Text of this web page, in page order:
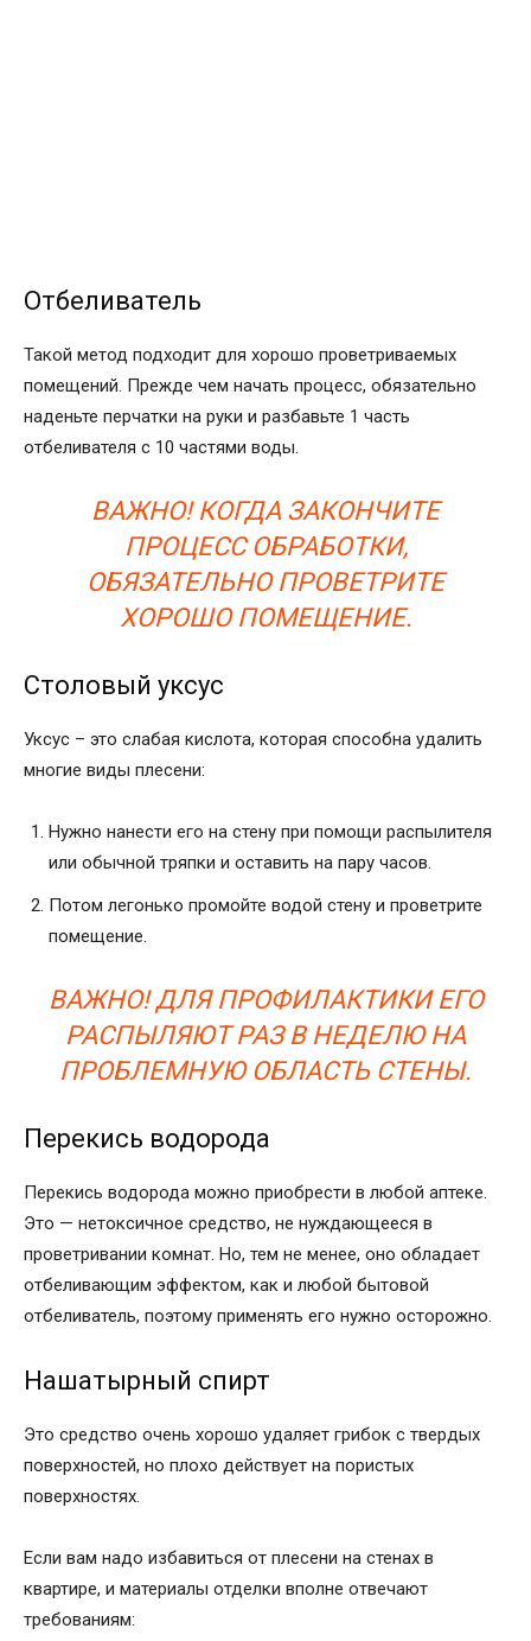
Отбеливатель
Такой метод подходит для хорошо проветриваемых
помещений. Прежде чем начать процесс, обязательно
наденьте перчатки на руки и разбавьте 1 часть
отбеливателя с 10 частями воды.
ВАЖНО! КОГДА ЗАКОНЧИТЕ
ПРОЦЕСС ОБРАБОТКИ,
ОБЯЗАТЕЛЬНО ПРОВЕТРИТЕ
ХОРОШО ПОМЕЩЕНИЕ.
Столовый уксус
Уксус – это слабая кислота, которая способна удалить
многие виды плесени:
Нужно нанести его на стену при помощи распылителя
или обычной тряпки и оставить на пару часов.
Потом легонько промойте водой стену и проветрите
помещение.
ВАЖНО! ДЛЯ ПРОФИЛАКТИКИ ЕГО
РАСПЫЛЯЮТ РАЗ В НЕДЕЛЮ НА
ПРОБЛЕМНУЮ ОБЛАСТЬ СТЕНЫ.
Перекись водорода
Перекись водорода можно приобрести в любой аптеке.
Это — нетоксичное средство, не нуждающееся в
проветривании комнат. Но, тем не менее, оно обладает
отбеливающим эффектом, как и любой бытовой
отбеливатель, поэтому применять его нужно осторожно.
Нашатырный спирт
Это средство очень хорошо удаляет грибок с твердых
поверхностей, но плохо действует на пористых
поверхностях.
Если вам надо избавиться от плесени на стенах в
квартире, и материалы отделки вполне отвечают
требованиям: